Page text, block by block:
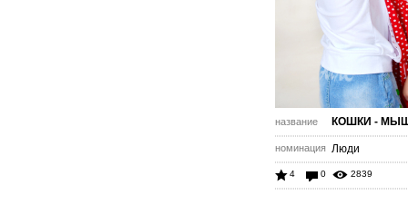
название КОШКИ -
номинация Люди
4 0 2839